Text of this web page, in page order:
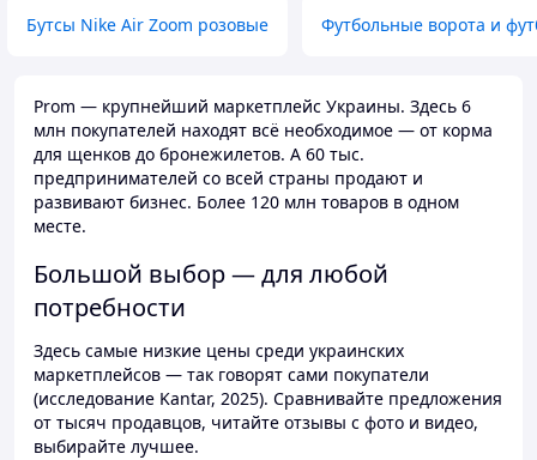
Бутсы Nike Air Zoom розовые Футбольные ворота и
Prom — крупнейший маркетплейс Украины. Здесь 6
млн покупателей находят всё необходимое — от корма
для щенков до бронежилетов. А 60 тыс.
предпринимателей со всей страны продают и
развивают бизнес. Более 120 млн товаров в одном
месте.
Большой выбор — для любой
потребности
Здесь самые низкие цены среди украинских
маркетплейсов — так говорят сами покупатели
(исследование Kantar, 2025). Сравнивайте предложения
от тысяч продавцов, читайте отзывы с фото и видео,
выбирайте лучшее.